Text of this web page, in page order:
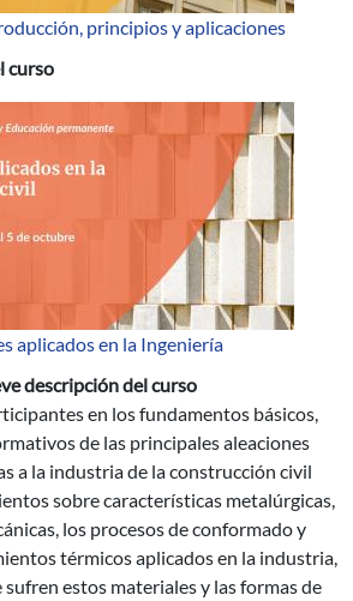
principios y aplicaciones
curso
aplicados en la Ingeniería
descripción del curso
en los fundamentos básicos,
de las principales aleaciones
a la industria de la construcción civil
sobre características metalúrgicas,
los procesos de conformado y
térmicos aplicados en la industria,
estos materiales y las formas de